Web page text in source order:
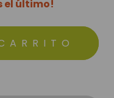
el último!